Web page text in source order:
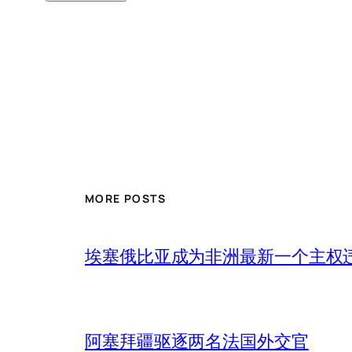
MORE POSTS
埃塞俄比亚成为非洲最新一个主权
阿塞拜疆驱逐两名法国外交官